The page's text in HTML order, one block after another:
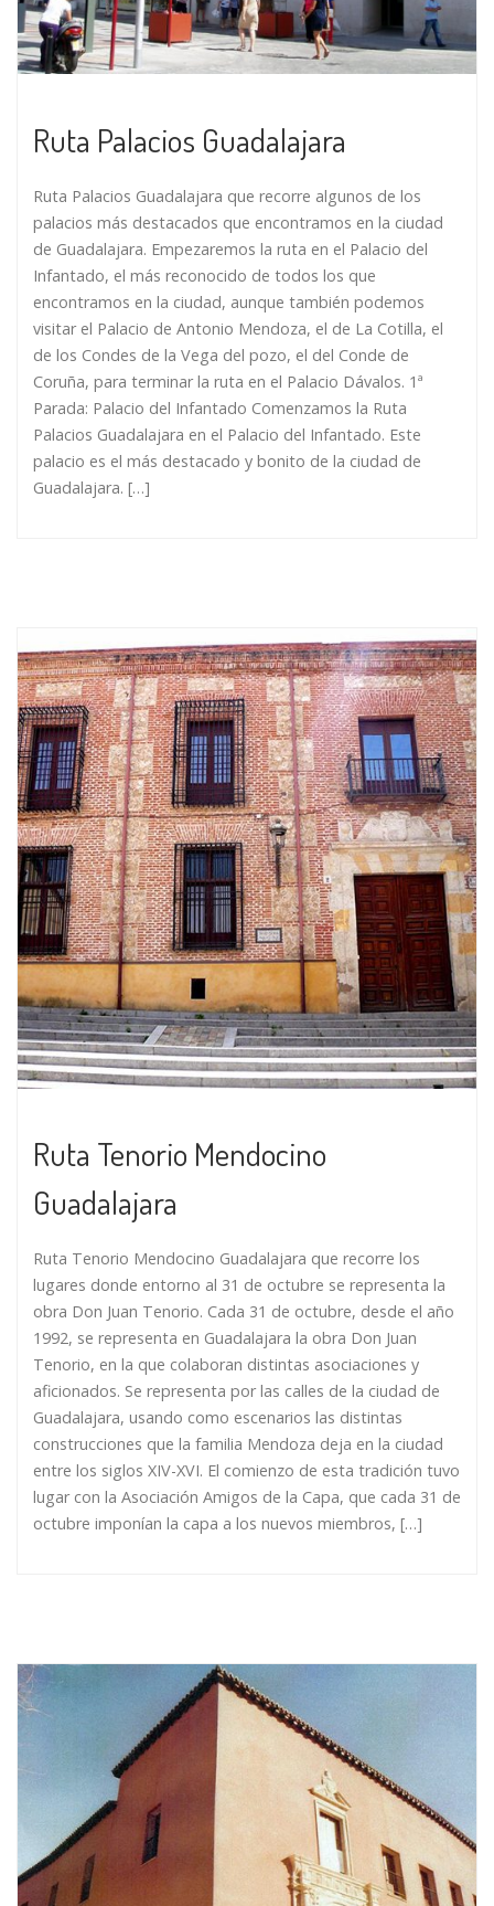
Ruta Palacios Guadalajara
Ruta Palacios Guadalajara que recorre algunos de los
palacios más destacados que encontramos en la ciudad
de Guadalajara. Empezaremos la ruta en el Palacio del
Infantado, el más reconocido de todos los que
encontramos en la ciudad, aunque también podemos
visitar el Palacio de Antonio Mendoza, el de La Cotilla, el
de los Condes de la Vega del pozo, el del Conde de
Coruña, para terminar la ruta en el Palacio Dávalos. 1ª
Parada: Palacio del Infantado Comenzamos la Ruta
Palacios Guadalajara en el Palacio del Infantado. Este
palacio es el más destacado y bonito de la ciudad de
Guadalajara. […]
Ruta Tenorio Mendocino
Guadalajara
Ruta Tenorio Mendocino Guadalajara que recorre los
lugares donde entorno al 31 de octubre se representa la
obra Don Juan Tenorio. Cada 31 de octubre, desde el año
1992, se representa en Guadalajara la obra Don Juan
Tenorio, en la que colaboran distintas asociaciones y
aficionados. Se representa por las calles de la ciudad de
Guadalajara, usando como escenarios las distintas
construcciones que la familia Mendoza deja en la ciudad
entre los siglos XIV-XVI. El comienzo de esta tradición tuvo
lugar con la Asociación Amigos de la Capa, que cada 31 de
octubre imponían la capa a los nuevos miembros, […]